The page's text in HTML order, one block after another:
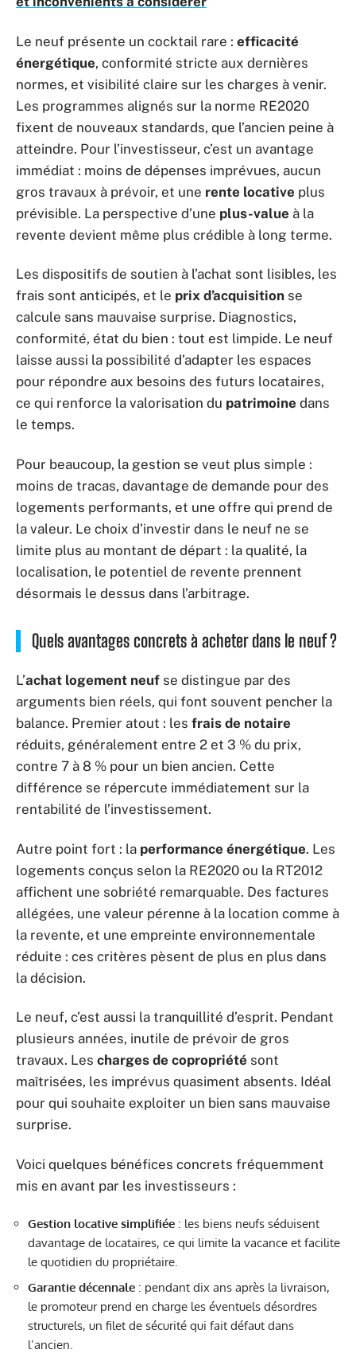
Le neuf présente un cocktail rare : efficacité
énergétique, conformité stricte aux dernières
normes, et visibilité claire sur les charges à venir.
Les programmes alignés sur la norme RE2020
fixent de nouveaux standards, que l’ancien peine à
atteindre. Pour l’investisseur, c’est un avantage
immédiat : moins de dépenses imprévues, aucun
gros travaux à prévoir, et une rente locative plus
prévisible. La perspective d’une plus-value à la
revente devient même plus crédible à long terme.
Les dispositifs de soutien à l’achat sont lisibles, les
frais sont anticipés, et le prix d’acquisition se
calcule sans mauvaise surprise. Diagnostics,
conformité, état du bien : tout est limpide. Le neuf
laisse aussi la possibilité d’adapter les espaces
pour répondre aux besoins des futurs locataires,
ce qui renforce la valorisation du patrimoine dans
le temps.
Pour beaucoup, la gestion se veut plus simple :
moins de tracas, davantage de demande pour des
logements performants, et une offre qui prend de
la valeur. Le choix d’investir dans le neuf ne se
limite plus au montant de départ : la qualité, la
localisation, le potentiel de revente prennent
désormais le dessus dans l’arbitrage.
Quels avantages concrets à acheter dans le neuf ?
L’achat logement neuf se distingue par des
arguments bien réels, qui font souvent pencher la
balance. Premier atout : les frais de notaire
réduits, généralement entre 2 et 3 % du prix,
contre 7 à 8 % pour un bien ancien. Cette
différence se répercute immédiatement sur la
rentabilité de l’investissement.
Autre point fort : la performance énergétique. Les
logements conçus selon la RE2020 ou la RT2012
affichent une sobriété remarquable. Des factures
allégées, une valeur pérenne à la location comme à
la revente, et une empreinte environnementale
réduite : ces critères pèsent de plus en plus dans
la décision.
Le neuf, c’est aussi la tranquillité d’esprit. Pendant
plusieurs années, inutile de prévoir de gros
travaux. Les charges de copropriété sont
maîtrisées, les imprévus quasiment absents. Idéal
pour qui souhaite exploiter un bien sans mauvaise
surprise.
Voici quelques bénéfices concrets fréquemment
mis en avant par les investisseurs :
Gestion locative simplifiée : les biens neufs séduisent
davantage de locataires, ce qui limite la vacance et facilite
le quotidien du propriétaire.
Garantie décennale : pendant dix ans après la livraison,
le promoteur prend en charge les éventuels désordres
structurels, un filet de sécurité qui fait défaut dans
l’ancien.